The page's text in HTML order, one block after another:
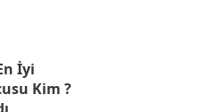
İyi
Kim ?